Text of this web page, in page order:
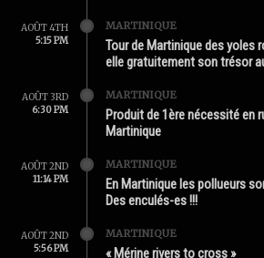
AOÛT 4TH
5:15 PM
MARTINIQUE
Tour de Martinique des yoles
elle gratuitement son trésor
AOÛT 3RD
6:30 PM
MARTINIQUE
Produit de 1ère nécessité en
Martinique
AOÛT 2ND
11:14 PM
MARTINIQUE
En Martinique les pollueurs
Des enculés-es !!!
AOÛT 2ND
5:56 PM
MARTINIQUE
« Mérine rivers to cross »